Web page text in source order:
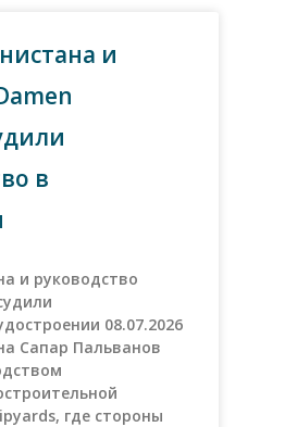
и
в
и руководство
08.07.2026
Сапар Пальванов
где стороны